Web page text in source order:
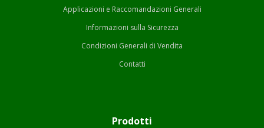
Applicazioni e Raccomandazioni Generali
Informazioni sulla Sicurezza
Condizioni Generali di Vendita
Contatti
Prodotti